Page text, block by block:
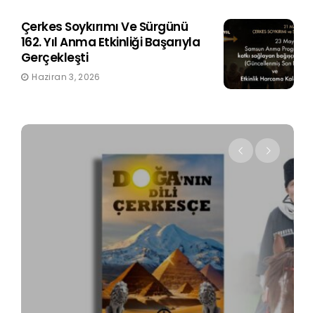
Çerkes Soykırımı Ve Sürgünü
162. Yıl Anma Etkinliği Başarıyla
Gerçekleşti
Haziran 3, 2026